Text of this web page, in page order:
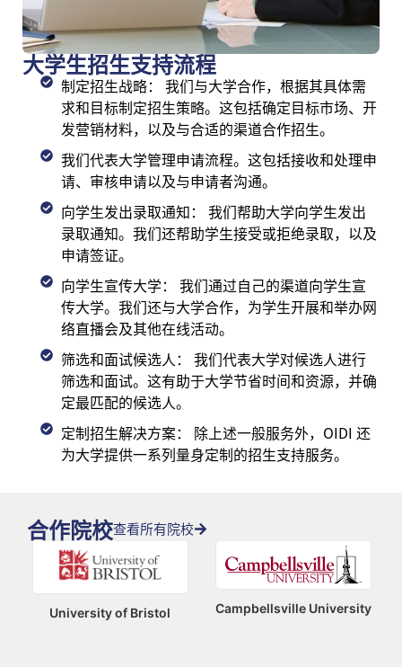
大学生招生支持流程
制定招生战略： 我们与大学合作，根据其具体需
求和目标制定招生策略。这包括确定目标市场、开
发营销材料，以及与合适的渠道合作招生。
我们代表大学管理申请流程。这包括接收和处理申
请、审核申请以及与申请者沟通。
向学生发出录取通知： 我们帮助大学向学生发出
录取通知。我们还帮助学生接受或拒绝录取，以及
申请签证。
向学生宣传大学： 我们通过自己的渠道向学生宣
传大学。我们还与大学合作，为学生开展和举办网
络直播会及其他在线活动。
筛选和面试候选人： 我们代表大学对候选人进行
筛选和面试。这有助于大学节省时间和资源，并确
定最匹配的候选人。
定制招生解决方案： 除上述一般服务外，OIDI 还
为大学提供一系列量身定制的招生支持服务。
合作院校查看所有院校
University of Bristol Campbellsville University